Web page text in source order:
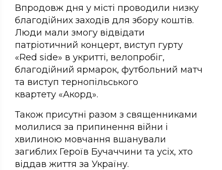
Впродовж дня у місті проводили низку
благодійних заходів для збору коштів.
Люди мали змогу відвідати
патріотичний концерт, виступ гурту
«Red side» в укритті, велопробіг,
благодійний ярмарок, футбольний матч
та виступ тернопільського
квартету «Акорд».
Також присутні разом з священниками
молилися за припинення війни і
хвилиною мовчання вшанували
загиблих Героїв Бучаччини та усіх, хто
віддав життя за Україну.